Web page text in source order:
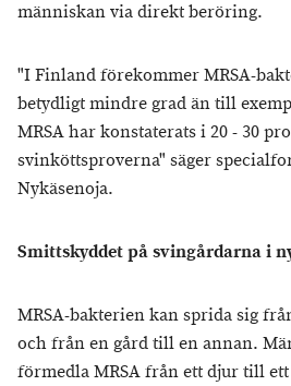
människan via direkt beröring.
"I Finland förekommer MRSA-
betydligt mindre grad än till
MRSA har konstaterats i 20 - 30
svinköttsproverna" säger
Nykäsenoja.
Smittskyddet på svingårdarna i
MRSA-bakterien kan sprida sig
och från en gård till en annan.
förmedla MRSA från ett djur till